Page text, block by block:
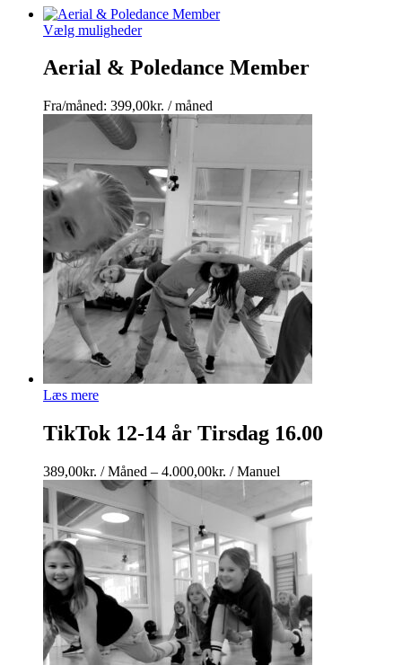
Vælg muligheder
Aerial & Poledance Member
Fra/måned: 399,00kr. / måned
Læs mere
TikTok 12-14 år Tirsdag 16.00
389,00kr. / Måned – 4.000,00kr. / Manuel
389,00kr.
Måned
4.000,00kr.
/
Manuel